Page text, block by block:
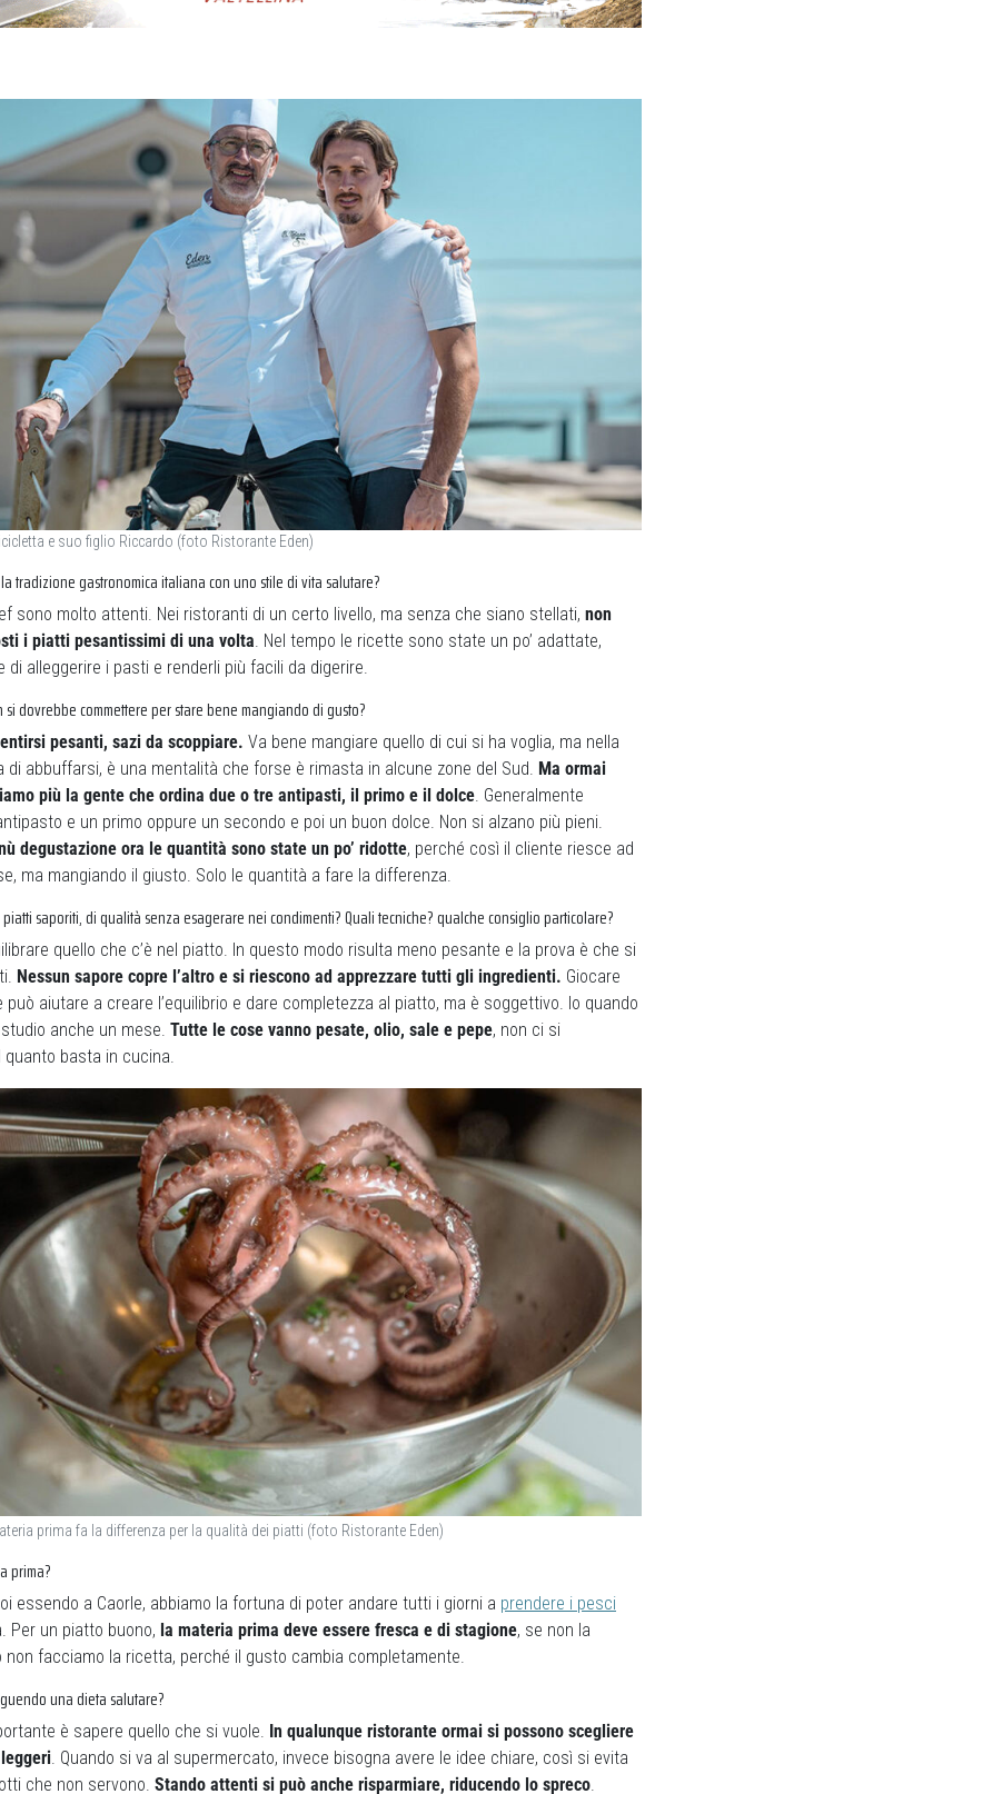
e suo figlio Riccardo (foto Ristorante Eden)
tradizione gastronomica italiana con uno stile di vita salutare?
sono molto attenti. Nei ristoranti di un certo livello, ma senza che siano stellati, non
i piatti pesantissimi di una volta. Nel tempo le ricette sono state un po’ adattate,
di alleggerire i pasti e renderli più facili da digerire.
si dovrebbe commettere per stare bene mangiando di gusto?
pesanti, sazi da scoppiare. Va bene mangiare quello di cui si ha voglia, ma nella
di abbuffarsi, è una mentalità che forse è rimasta in alcune zone del Sud. Ma ormai
più la gente che ordina due o tre antipasti, il primo e il dolce. Generalmente
e un primo oppure un secondo e poi un buon dolce. Non si alzano più pieni.
degustazione ora le quantità sono state un po’ ridotte, perché così il cliente riesce ad
ma mangiando il giusto. Solo le quantità a fare la differenza.
saporiti, di qualità senza esagerare nei condimenti? Quali tecniche? qualche consiglio particolare?
quello che c’è nel piatto. In questo modo risulta meno pesante e la prova è che si
Nessun sapore copre l’altro e si riescono ad apprezzare tutti gli ingredienti. Giocare
aiutare a creare l’equilibrio e dare completezza al piatto, ma è soggettivo. Io quando
anche un mese. Tutte le cose vanno pesate, olio, sale e pepe, non ci si
basta in cucina.
prima fa la differenza per la qualità dei piatti (foto Ristorante Eden)
prima?
essendo a Caorle, abbiamo la fortuna di poter andare tutti i giorni a prendere i pesci
Per un piatto buono, la materia prima deve essere fresca e di stagione, se non la
facciamo la ricetta, perché il gusto cambia completamente.
una dieta salutare?
è sapere quello che si vuole. In qualunque ristorante ormai si possono scegliere
. Quando si va al supermercato, invece bisogna avere le idee chiare, così si evita
che non servono. Stando attenti si può anche risparmiare, riducendo lo spreco.